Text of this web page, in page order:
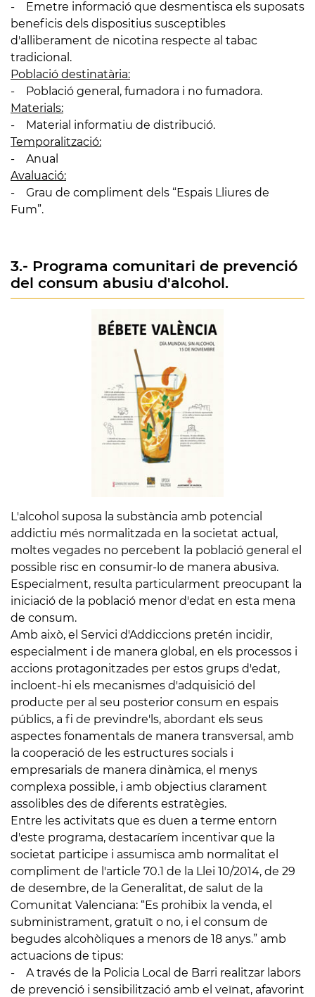
- Emetre informació que desmentisca els suposats
beneficis dels dispositius susceptibles
d'alliberament de nicotina respecte al tabac
tradicional.
Població destinatària:
- Població general, fumadora i no fumadora.
Materials:
- Material informatiu de distribució.
Temporalització:
- Anual
Avaluació:
- Grau de compliment dels “Espais Lliures de
Fum”.
3.- Programa comunitari de prevenció
del consum abusiu d'alcohol.
L'alcohol suposa la substància amb potencial
addictiu més normalitzada en la societat actual,
moltes vegades no percebent la població general el
possible risc en consumir-lo de manera abusiva.
Especialment, resulta particularment preocupant la
iniciació de la població menor d'edat en esta mena
de consum.
Amb això, el Servici d'Addiccions pretén incidir,
especialment i de manera global, en els processos i
accions protagonitzades per estos grups d'edat,
incloent-hi els mecanismes d'adquisició del
producte per al seu posterior consum en espais
públics, a fi de previndre'ls, abordant els seus
aspectes fonamentals de manera transversal, amb
la cooperació de les estructures socials i
empresarials de manera dinàmica, el menys
complexa possible, i amb objectius clarament
assolibles des de diferents estratègies.
Entre les activitats que es duen a terme entorn
d'este programa, destacaríem incentivar que la
societat participe i assumisca amb normalitat el
compliment de l'article 70.1 de la Llei 10/2014, de 29
de desembre, de la Generalitat, de salut de la
Comunitat Valenciana: “Es prohibix la venda, el
subministrament, gratuït o no, i el consum de
begudes alcohòliques a menors de 18 anys.” amb
actuacions de tipus:
- A través de la Policia Local de Barri realitzar labors
de prevenció i sensibilització amb el veïnat, afavorint